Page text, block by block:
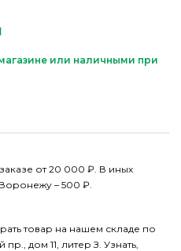
или наличными при
от 20 000 ₽. В иных
– 500 ₽.
товар на нашем складе по
дом 11, литер З. Узнать,